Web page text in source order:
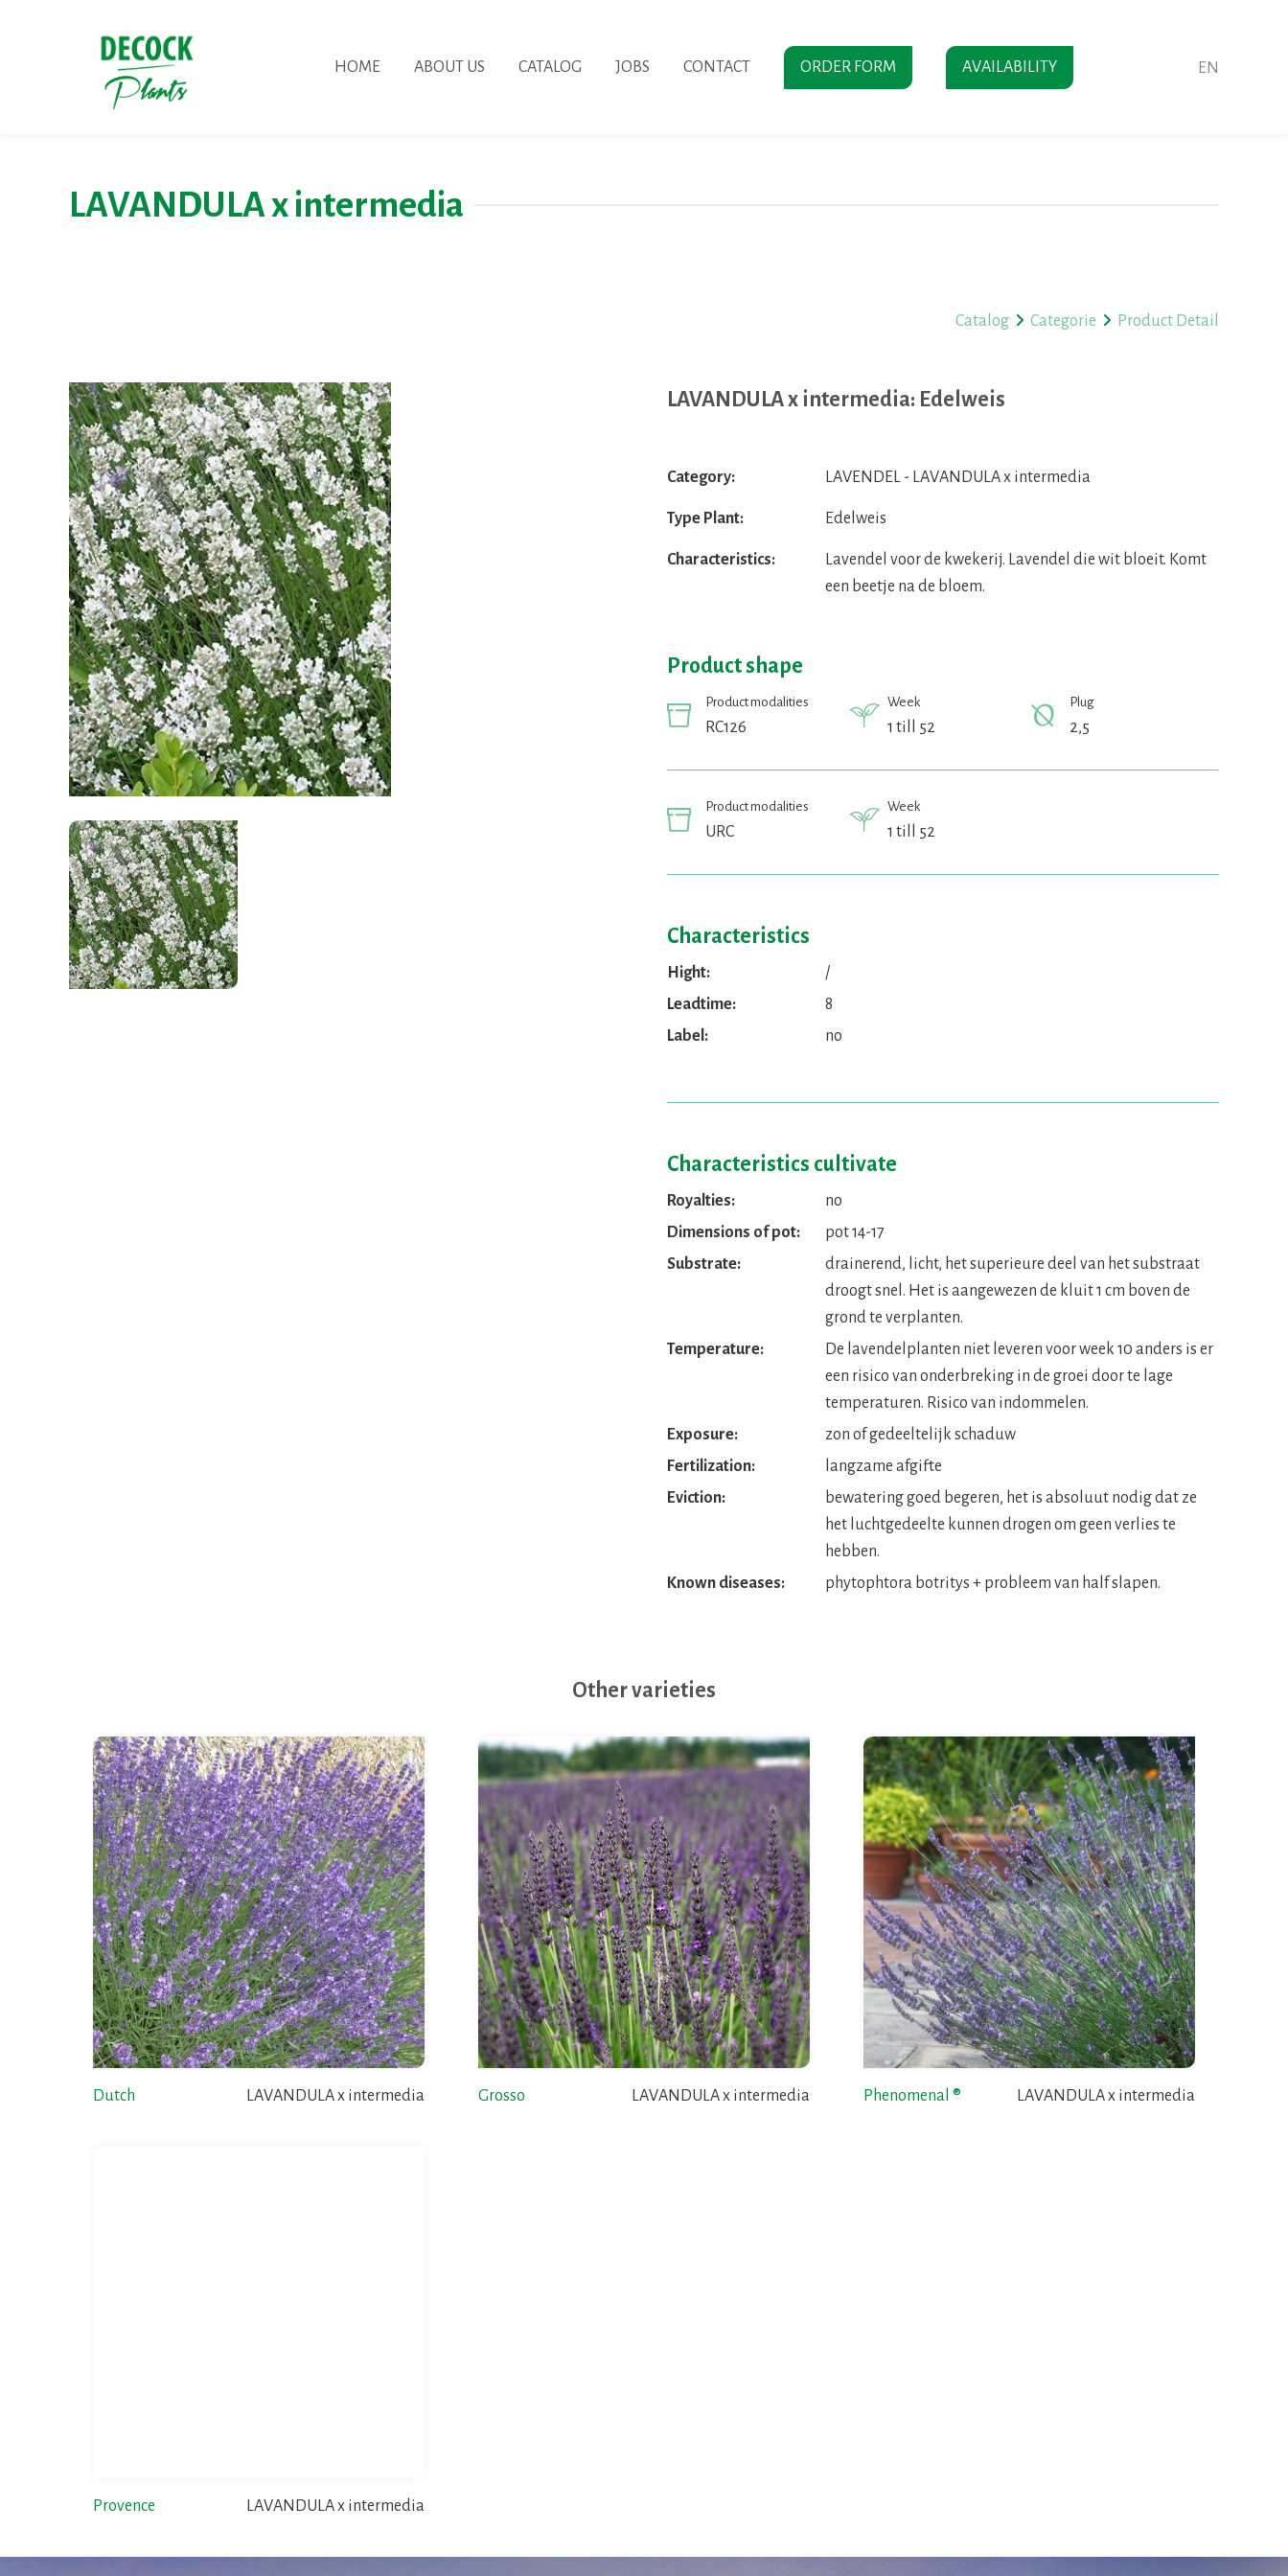
HOME ABOUT US CATALOG JOBS CONTACT ORDER FORM AVAILABILITY EN
LAVANDULA x intermedia
Catalog Categorie Product Detail
LAVANDULA x intermedia: Edelweis
Category: LAVENDEL - LAVANDULA x intermedia
Type Plant: Edelweis
Characteristics:
Lavendel voor de kwekerij. Lavendel die wit bloeit. Komt
een beetje na de bloem.
Product shape
Product modalities
RC126
Week
1 till 52
Plug
2,5
Product modalities
URC
Week
1 till 52
Characteristics
Hight:
/
Leadtime:
8
Label:
no
Characteristics cultivate
Royalties:
no
Dimensions of pot:
pot 14-17
Substrate:
drainerend, licht, het superieure deel van het substraat
droogt snel. Het is aangewezen de kluit 1 cm boven de
grond te verplanten.
Temperature:
De lavendelplanten niet leveren voor week 10 anders is er
een risico van onderbreking in de groei door te lage
temperaturen. Risico van indommelen.
Exposure:
zon of gedeeltelijk schaduw
Fertilization:
langzame afgifte
Eviction:
bewatering goed begeren, het is absoluut nodig dat ze
het luchtgedeelte kunnen drogen om geen verlies te
hebben.
Known diseases:
phytophtora botritys + probleem van half slapen.
Other varieties
Dutch LAVANDULA x intermedia Grosso LAVANDULA x intermedia Phenomenal ® LAVANDULA x intermedia
Provence LAVANDULA x intermedia